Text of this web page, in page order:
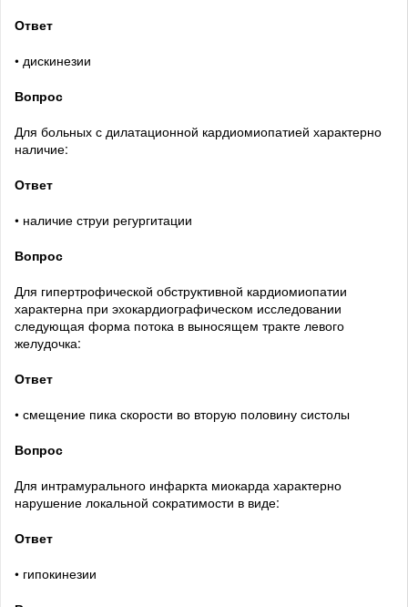
Ответ
• дискинезии
Вопрос
Для больных с дилатационной кардиомиопатией характерно
наличие:
Ответ
• наличие струи регургитации
Вопрос
Для гипертрофической обструктивной кардиомиопатии
характерна при эхокардиографическом исследовании
следующая форма потока в выносящем тракте левого
желудочка:
Ответ
• смещение пика скорости во вторую половину систолы
Вопрос
Для интрамурального инфаркта миокарда характерно
нарушение локальной сократимости в виде:
Ответ
• гипокинезии